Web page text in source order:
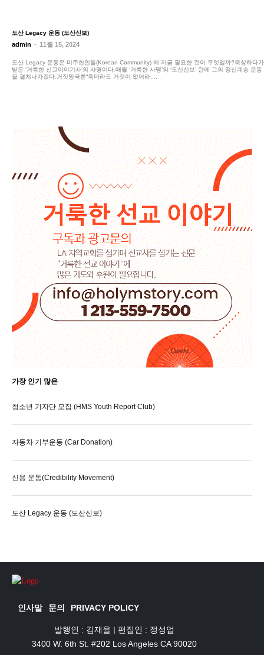
도산 Legacy 운동 (도산신보)
admin - 11월 15, 2024
도산 Legacy 운동은 미주한인들(Korean Community) 에 지금 필요한 것이 무엇일까?묵상하다가
받은 ‘거룩한 선교이야기사’의 사명이다.매월 ‘거룩한 사명’의 ‘도산신보’ 란에 그의 정신계승 운동
을 펼쳐나가겠다.거짓망국론“죽더라도 거짓이 없어라,...
가장 인기 많은
청소년 기자단 모집 (HMS Youth Report Club)
자동차 기부운동 (Car Donation)
신용 운동(Credibility Movement)
도산 Legacy 운동 (도산신보)
인사말 문의 PRIVACY POLICY
발행인 : 김재율 | 편집인 : 정성업
3400 W. 6th St. #202 Los Angeles CA 90020